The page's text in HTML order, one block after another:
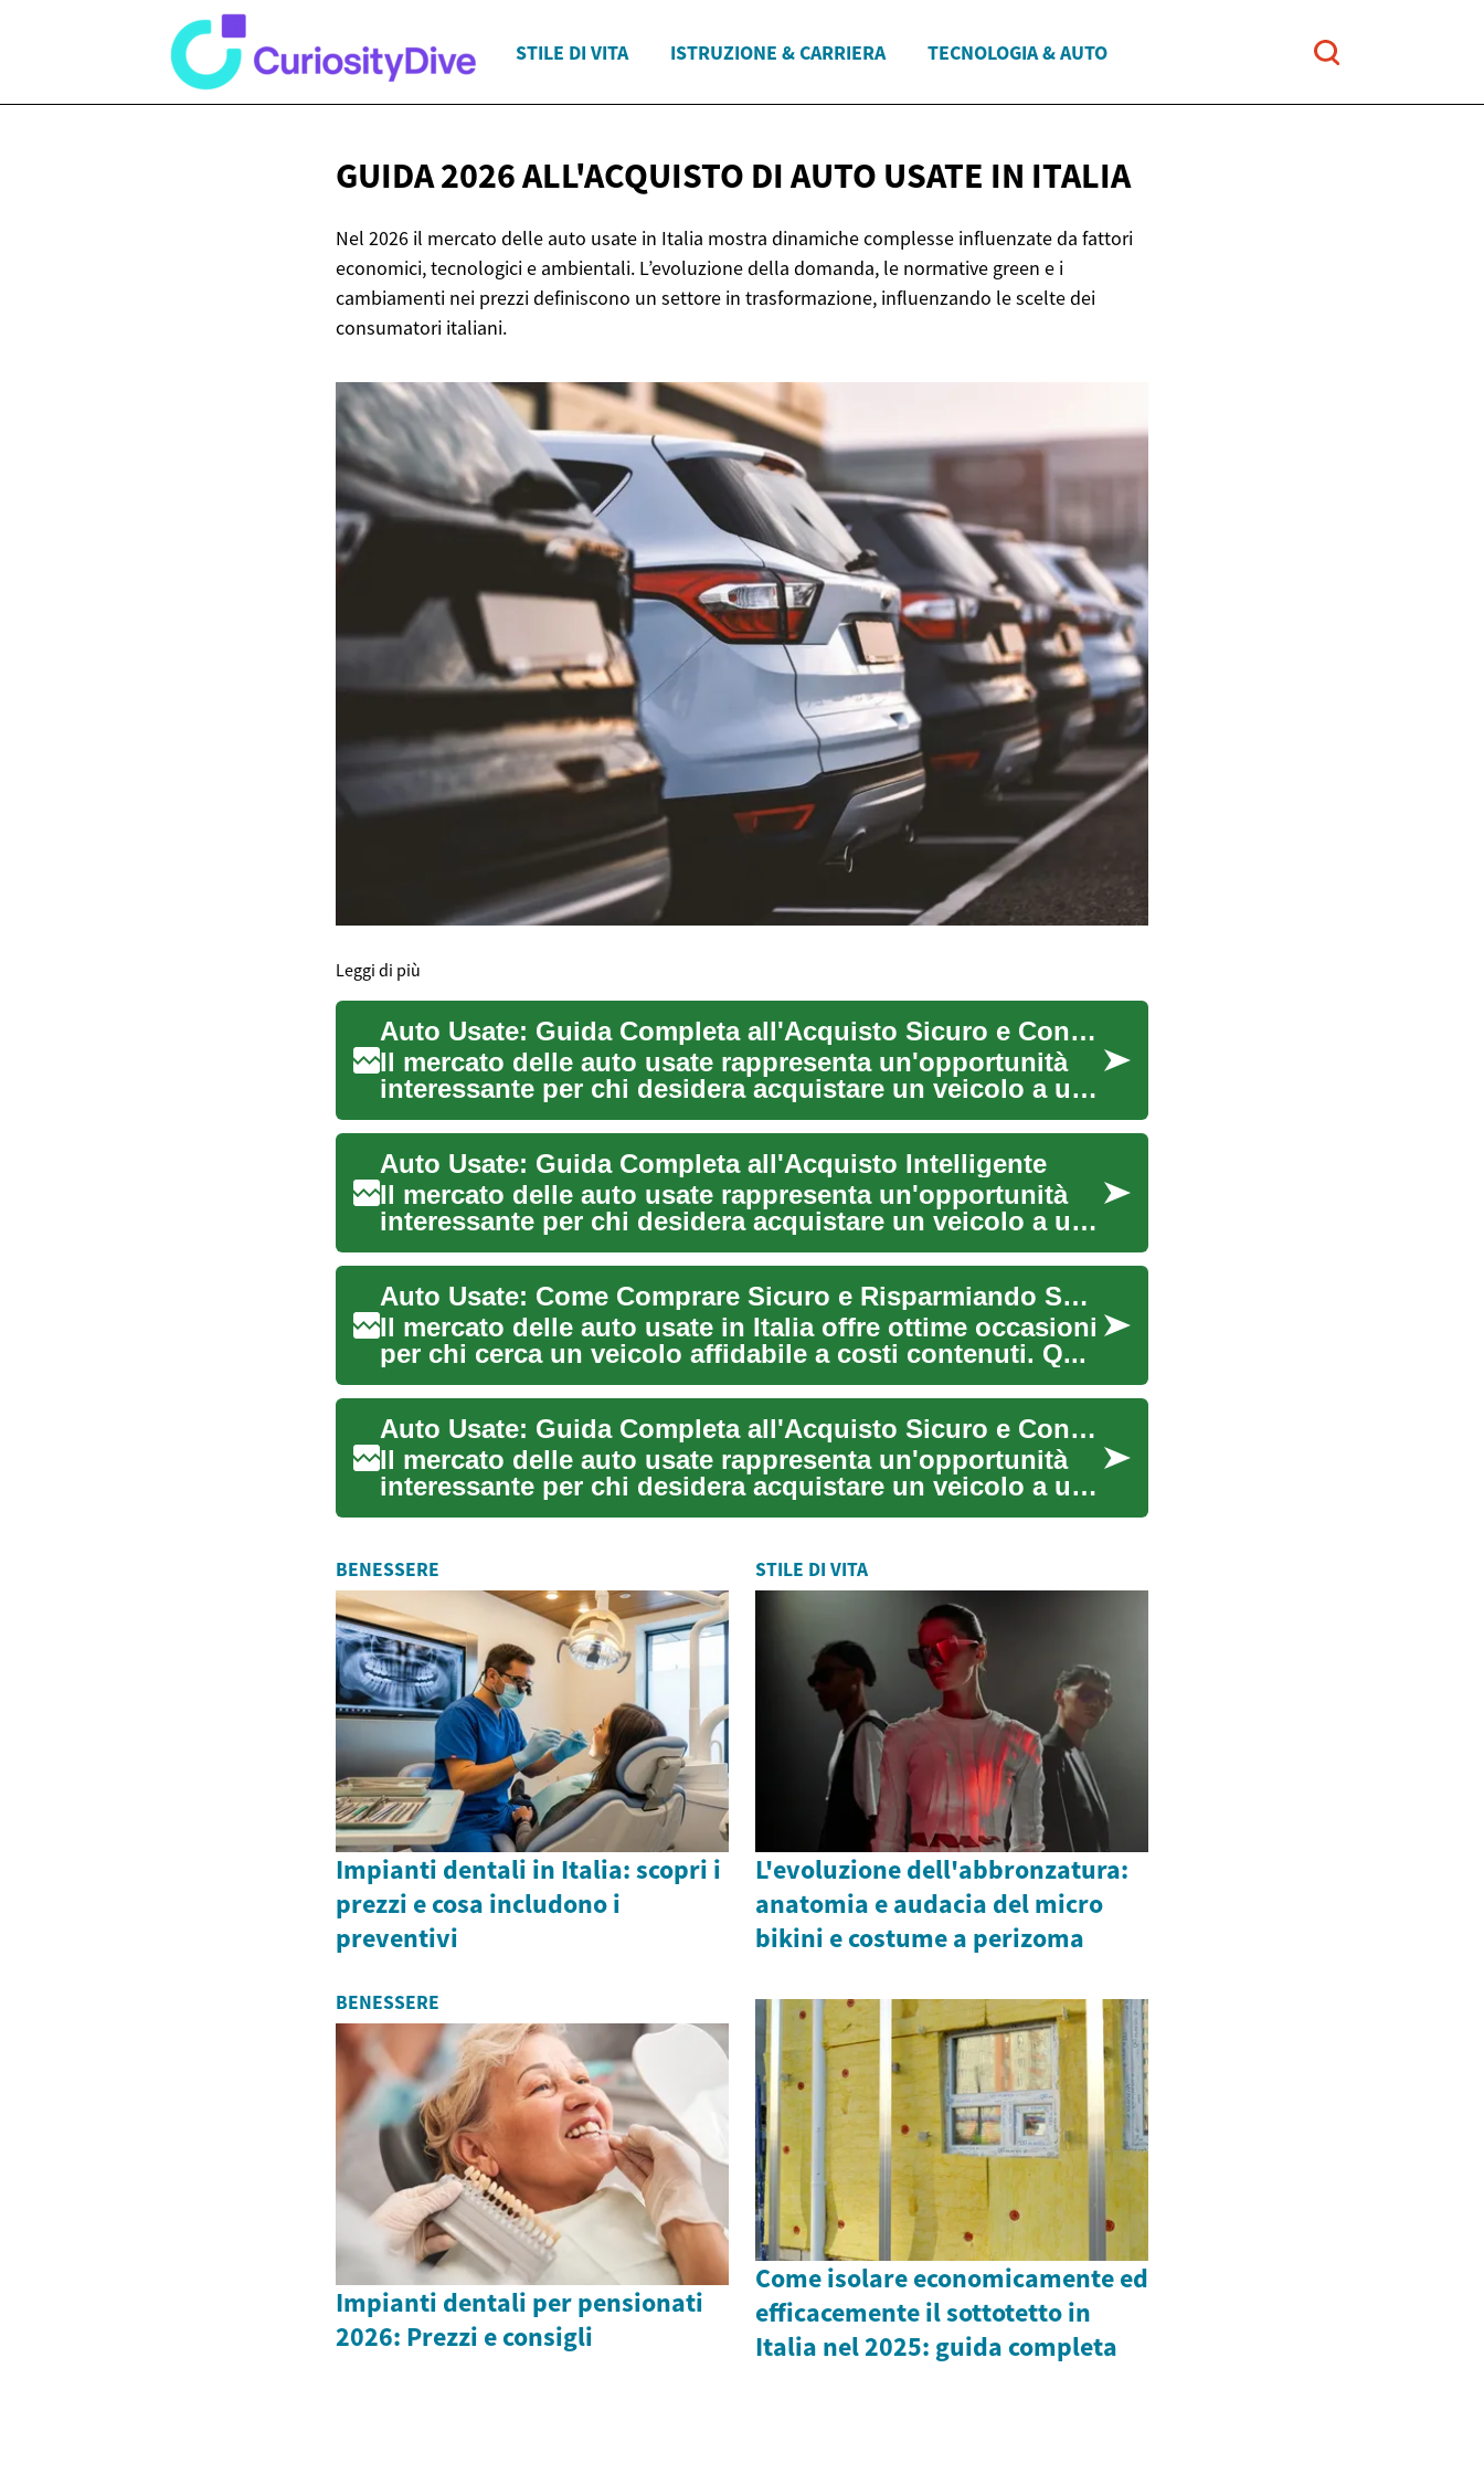
STILE DI VITA ISTRUZIONE & CARRIERA TECNOLOGIA & AUTO
GUIDA 2026 ALL'ACQUISTO DI AUTO USATE IN ITALIA
Nel 2026 il mercato delle auto usate in Italia mostra dinamiche complesse influenzate da fattori
economici, tecnologici e ambientali. L’evoluzione della domanda, le normative green e i
cambiamenti nei prezzi definiscono un settore in trasformazione, influenzando le scelte dei
consumatori italiani.
Leggi di più
Auto Usate: Guida Completa all'Acquisto Sicuro e Conveniente
Il mercato delle auto usate rappresenta un'opportunità
interessante per chi desidera acquistare un veicolo a un
prezz...
Auto Usate: Guida Completa all'Acquisto Intelligente
Il mercato delle auto usate rappresenta un'opportunità
interessante per chi desidera acquistare un veicolo a un
prezz...
Auto Usate: Come Comprare Sicuro e Risparmiando Subito
Il mercato delle auto usate in Italia offre ottime occasioni
per chi cerca un veicolo affidabile a costi contenuti. Q...
Auto Usate: Guida Completa all'Acquisto Sicuro e Conveniente
Il mercato delle auto usate rappresenta un'opportunità
interessante per chi desidera acquistare un veicolo a un
prezz...
BENESSERE
Impianti dentali in Italia: scopri i
prezzi e cosa includono i
preventivi
STILE DI VITA
L'evoluzione dell'abbronzatura:
anatomia e audacia del micro
bikini e costume a perizoma
BENESSERE
Impianti dentali per pensionati
2026: Prezzi e consigli
Come isolare economicamente ed
efficacemente il sottotetto in
Italia nel 2025: guida completa